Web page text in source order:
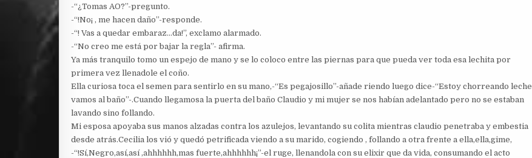
-“¿Tomas AO?”-pregunto.
-“!No¡ , me hacen daño”-responde.
-“! Vas a quedar embaraz…da!”, exclamo alarmado.
-“No creo me está por bajar la regla”- afirma.
Ya más tranquilo tomo un espejo de mano y se lo coloco entre las piernas para que pueda ver toda esa lechita por
primera vez llenadole el coño.
Ella curiosa toca el semen para sentirlo en su mano,-“Es pegajosillo”-añade riendo luego dice-“Estoy chorreando leche
vamos al baño”-.Cuando llegamosa la puerta del baño Claudio y mi mujer se nos habían adelantado pero no se estaban
lavando sino follando.
Mi esposa apoyaba sus manos alzadas contra los azulejos, levantando su colita mientras claudio penetraba y embestia
desde atrás.Cecilia los vió y quedó petrificada viendo a su marido, cogiendo , follando a otra frente a ella,ella,gime,
-“!Sí,Negro,así,así ,ahhhhhh,mas fuerte,ahhhhhh¡”-el ruge, llenandola con su elixir que da vida, consumando el acto